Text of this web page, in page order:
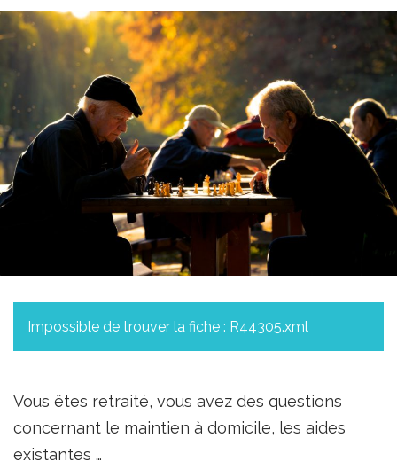
Impossible de trouver la fiche : R44305.xml
Vous êtes retraité, vous avez des questions
concernant le maintien à domicile, les aides
existantes …